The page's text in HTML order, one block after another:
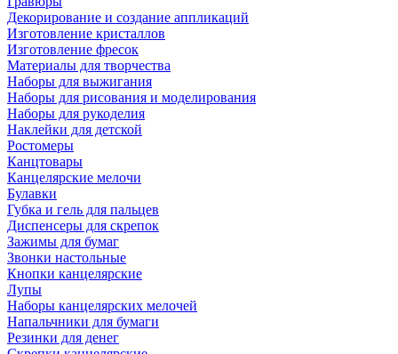
Декорирование и создание аппликаций
Изготовление кристаллов
Изготовление фресок
Материалы для творчества
Наборы для выжигания
Наборы для рисования и моделирования
Наборы для рукоделия
Наклейки для детской
Ростомеры
Канцтовары
Канцелярские мелочи
Булавки
Губка и гель для пальцев
Диспенсеры для скрепок
Зажимы для бумаг
Звонки настольные
Кнопки канцелярские
Лупы
Наборы канцелярских мелочей
Напальчники для бумаги
Резинки для денег